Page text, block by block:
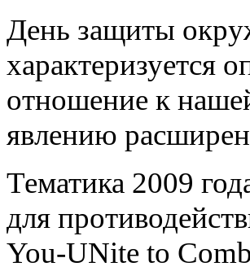
День защиты
характеризуется
отношение к
явлению
Тематика 2009
для
You-UNite to